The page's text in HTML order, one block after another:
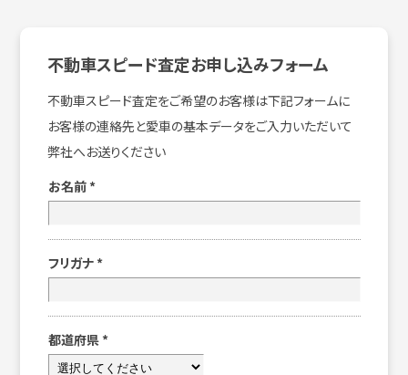
不動車スピード査定お申し込みフォーム
不動車スピード査定をご希望のお客様は下記フォームに
お客様の連絡先と愛車の基本データをご入力いただいて
弊社へお送りください
お名前 *
フリガナ *
都道府県 *